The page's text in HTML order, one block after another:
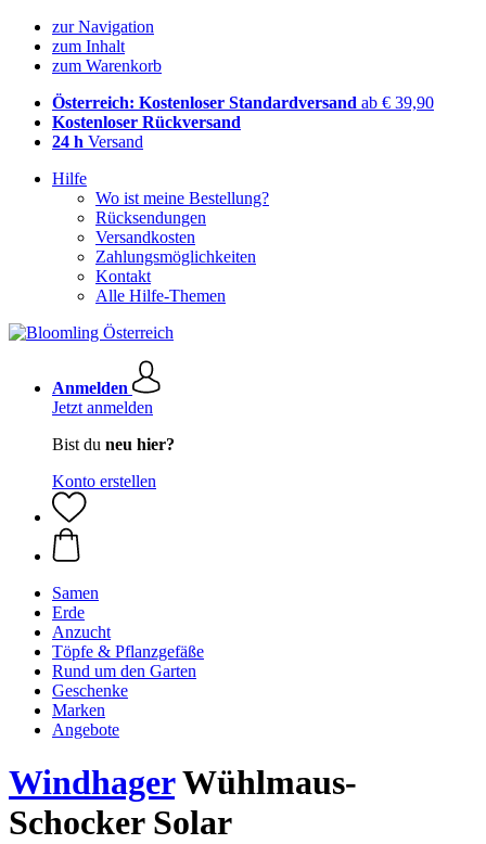
zur Navigation
zum Inhalt
zum Warenkorb
Österreich: Kostenloser Standardversand ab € 39,90
Kostenloser Rückversand
24 h Versand
Hilfe
Wo ist meine Bestellung?
Rücksendungen
Versandkosten
Zahlungsmöglichkeiten
Kontakt
Alle Hilfe-Themen
Anmelden
Jetzt anmelden
Bist du neu hier?
Konto erstellen
Samen
Erde
Anzucht
Töpfe & Pflanzgefäße
Rund um den Garten
Geschenke
Marken
Angebote
WindhagerWühlmaus-
Schocker Solar